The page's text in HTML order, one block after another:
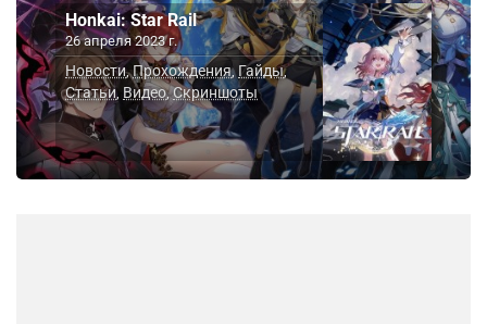
Honkai: Star Rail
26 апреля 2023 г.
Новости,Прохождения, Гайды,
Статьи, Видео,Скриншоты